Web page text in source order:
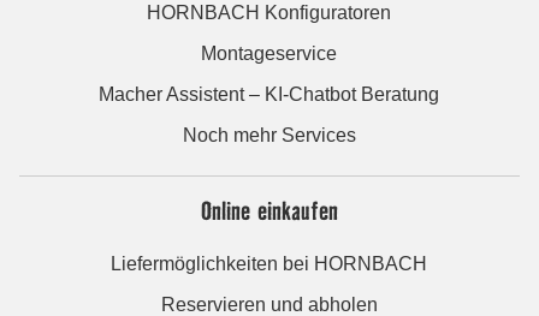
HORNBACH Konfiguratoren
Montageservice
Macher Assistent – KI-Chatbot Beratung
Noch mehr Services
Online einkaufen
Liefermöglichkeiten bei HORNBACH
Reservieren und abholen